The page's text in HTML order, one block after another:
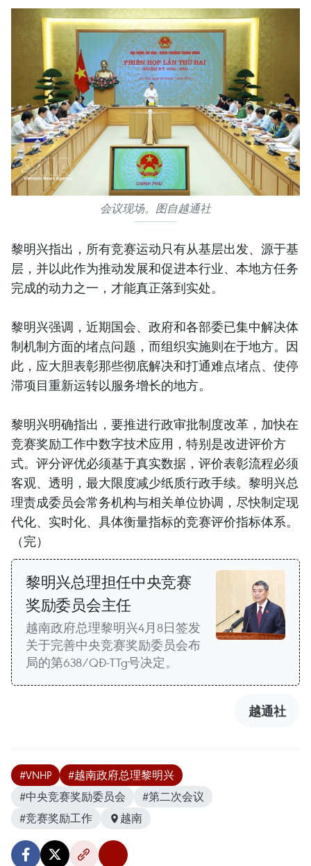
会议现场。图自越通社
黎明兴指出，所有竞赛运动只有从基层出发、源于基
层，并以此作为推动发展和促进本行业、本地方任务
完成的动力之一，才能真正落到实处。
黎明兴强调，近期国会、政府和各部委已集中解决体
制机制方面的堵点问题，而组织实施则在于地方。因
此，应大胆表彰那些彻底解决和打通难点堵点、使停
滞项目重新运转以服务增长的地方。
黎明兴明确指出，要推进行政审批制度改革，加快在
竞赛奖励工作中数字技术应用，特别是改进评价方
式。评分评优必须基于真实数据，评价表彰流程必须
客观、透明，最大限度减少纸质行政手续。黎明兴总
理责成委员会常务机构与相关单位协调，尽快制定现
代化、实时化、具体衡量指标的竞赛评价指标体系。
（完）
黎明兴总理担任中央竞赛
奖励委员会主任
越南政府总理黎明兴4月8日签发
关于完善中央竞赛奖励委员会布
局的第638/QĐ-TTg号决定。
越通社
#VNHP
#越南政府总理黎明兴
#中央竞赛奖励委员会
#第二次会议
#竞赛奖励工作
越南